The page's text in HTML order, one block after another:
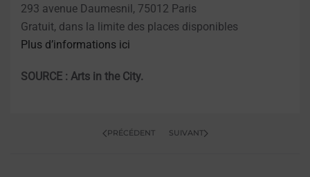
293 avenue Daumesnil, 75012 Paris
Gratuit, dans la limite des places disponibles
Plus d’informations ici
SOURCE : Arts in the City.
PRÉCÉDENT SUIVANT